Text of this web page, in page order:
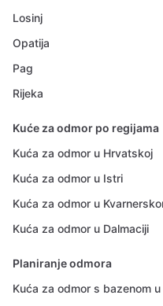
Losinj
Opatija
Pag
Rijeka
Kuće za odmor po regijama
Kuća za odmor u Hrvatskoj
Kuća za odmor u Istri
Kuća za odmor u
Kuća za odmor u Dalmaciji
Planiranje odmora
Kuća za odmor s bazenom